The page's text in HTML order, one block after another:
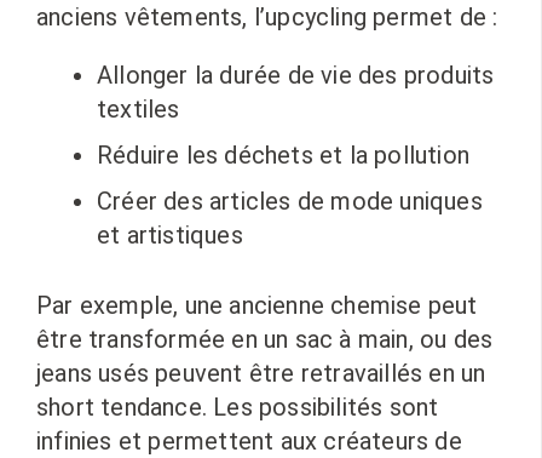
anciens vêtements, l’upcycling permet de :
Allonger la durée de vie des produits
textiles
Réduire les déchets et la pollution
Créer des articles de mode uniques
et artistiques
Par exemple, une ancienne chemise peut
être transformée en un sac à main, ou des
jeans usés peuvent être retravaillés en un
short tendance. Les possibilités sont
infinies et permettent aux créateurs de